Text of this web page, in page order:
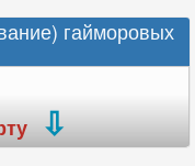
гайморовых